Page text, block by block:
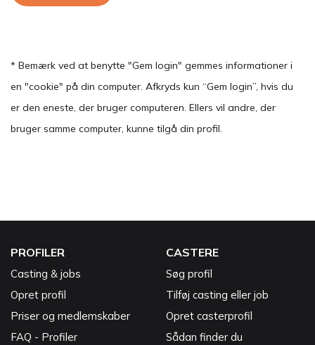
* Bemærk ved at benytte "Gem login" gemmes informationer i
en "cookie" på din computer. Afkryds kun “Gem login”, hvis du
er den eneste, der bruger computeren. Ellers vil andre, der
bruger samme computer, kunne tilgå din profil.
PROFILER
Casting & jobs
Opret profil
Priser og medlemskaber
FAQ - Profiler
CASTERE
Søg profil
Tilføj casting eller job
Opret casterprofil
Sådan finder du